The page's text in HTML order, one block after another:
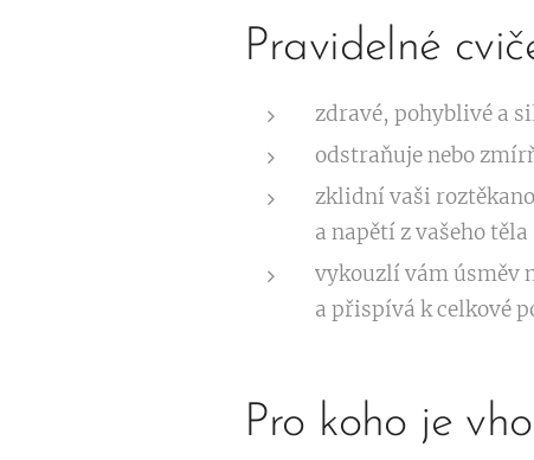
Pravidelné
zdravé, pohyblivé a
odstraňuje nebo
zklidní vaši
a napětí z vašeho těla
vykouzlí vám úsměv
a přispívá k celkové
Pro koho je